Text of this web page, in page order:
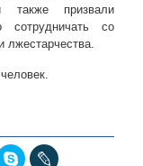
также призвали
со
лжестарчества.